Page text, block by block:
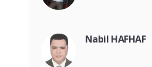
Nabil HAFHAF